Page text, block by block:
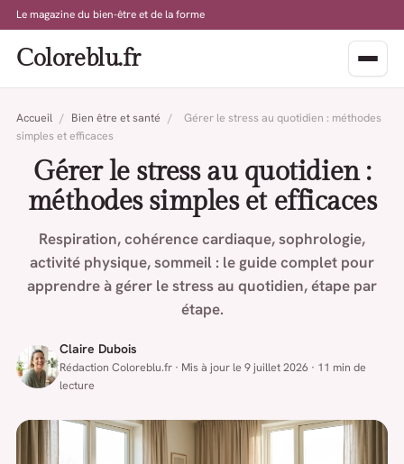
Le magazine du bien-être et de la forme
Coloreblu.fr
Accueil / Bien être et santé /
Gérer le stress au quotidien : méthodes
simples et efficaces
Gérer le stress au quotidien :
méthodes simples et efficaces
Respiration, cohérence cardiaque, sophrologie,
activité physique, sommeil : le guide complet pour
apprendre à gérer le stress au quotidien, étape par
étape.
Claire Dubois
Rédaction Coloreblu.fr · Mis à jour le 9 juillet 2026 · 11 min de
lecture